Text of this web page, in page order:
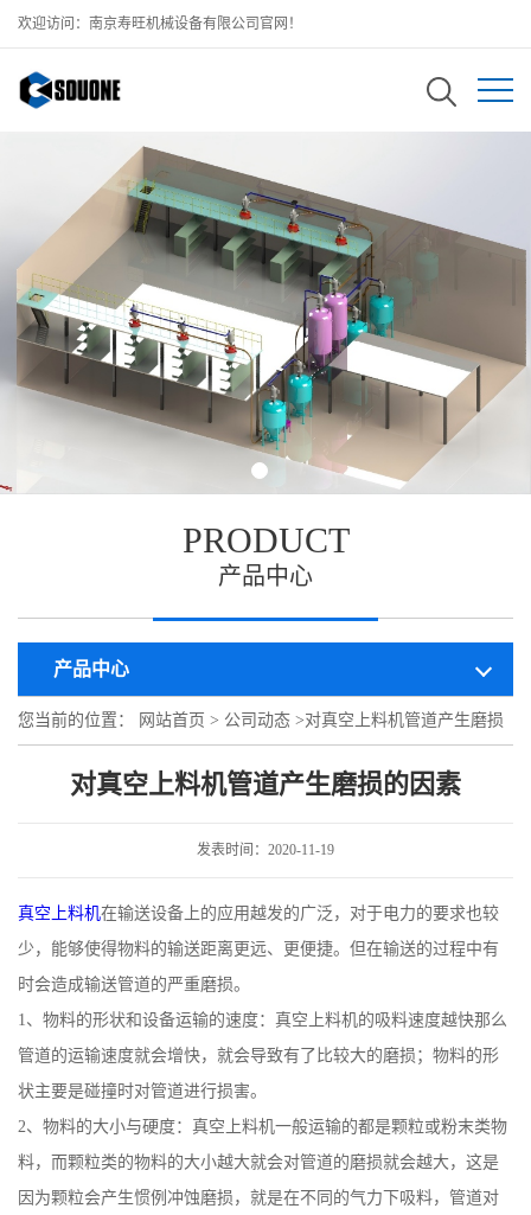
欢迎访问：南京寿旺机械设备有限公司官网！
PRODUCT
产品中心
产品中心
您当前的位置： 网站首页 > 公司动态 >对真空上料机管道产生磨损
对真空上料机管道产生磨损的因素
发表时间：2020-11-19
真空上料机在输送设备上的应用越发的广泛，对于电力的要求也较
少，能够使得物料的输送距离更远、更便捷。但在输送的过程中有
时会造成输送管道的严重磨损。
1、物料的形状和设备运输的速度：真空上料机的吸料速度越快那么
管道的运输速度就会增快，就会导致有了比较大的磨损；物料的形
状主要是碰撞时对管道进行损害。
2、物料的大小与硬度：真空上料机一般运输的都是颗粒或粉末类物
料，而颗粒类的物料的大小越大就会对管道的磨损就会越大，这是
因为颗粒会产生惯例冲蚀磨损，就是在不同的气力下吸料，管道对